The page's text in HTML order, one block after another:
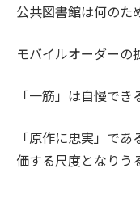
公共図書館は何のた
モバイルオーダーの
「一筋」は自慢で
「原作に忠実」で
価する尺度となりう